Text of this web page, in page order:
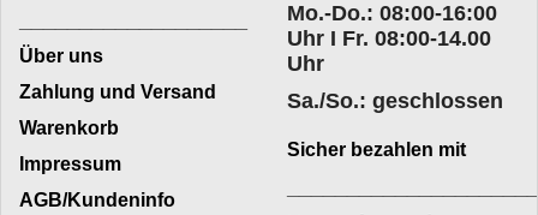
Mo.-Do.: 08:00-16:00
Uhr I Fr. 08:00-14.00
Uhr
Sa./So.: geschlossen
Über uns
Zahlung und Versand
Warenkorb
Impressum
AGB/Kundeninfo
Sicher bezahlen mit